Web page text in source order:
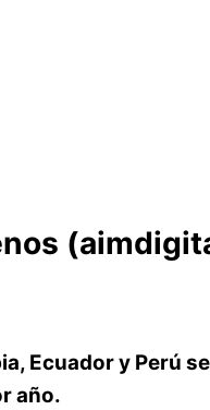
Ecuador y Perú
año.